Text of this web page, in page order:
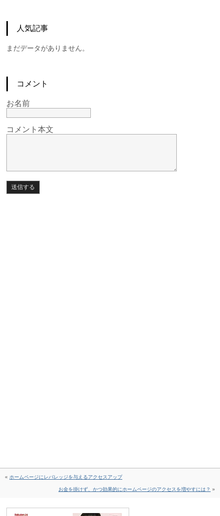
人気記事
まだデータがありません。
コメント
お名前
コメント本文
« ホームページにレバレッジを与えるアクセスアップ
お金を掛けず、かつ効果的にホームページのアクセスを増やすには？ »